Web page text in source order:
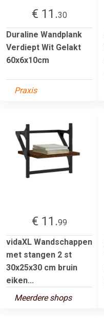
€ 11.30
Duraline Wandplank
Verdiept Wit Gelakt
60x6x10cm
Praxis
€ 11.99
vidaXL Wandschappen
met stangen 2 st
30x25x30 cm bruin
eiken...
Meerdere shops